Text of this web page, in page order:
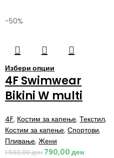
-50%
Избери опции
4F Swimwear
Bikini W multi
4F, Костим за капење, Текстил,
Костим за капење, Спортови,
Пливање, Жени
1.590,00ден 790,00 ден